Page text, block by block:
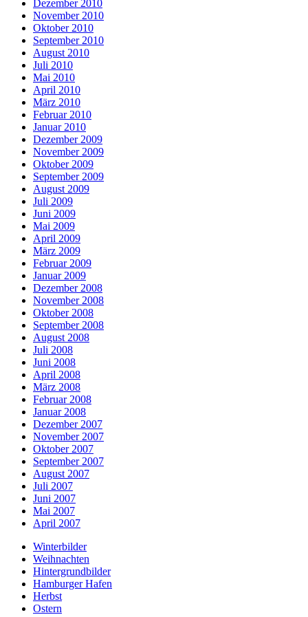
Dezember 2010
November 2010
Oktober 2010
September 2010
August 2010
Juli 2010
Mai 2010
April 2010
März 2010
Februar 2010
Januar 2010
Dezember 2009
November 2009
Oktober 2009
September 2009
August 2009
Juli 2009
Juni 2009
Mai 2009
April 2009
März 2009
Februar 2009
Januar 2009
Dezember 2008
November 2008
Oktober 2008
September 2008
August 2008
Juli 2008
Juni 2008
April 2008
März 2008
Februar 2008
Januar 2008
Dezember 2007
November 2007
Oktober 2007
September 2007
August 2007
Juli 2007
Juni 2007
Mai 2007
April 2007
Winterbilder
Weihnachten
Hintergrundbilder
Hamburger Hafen
Herbst
Ostern